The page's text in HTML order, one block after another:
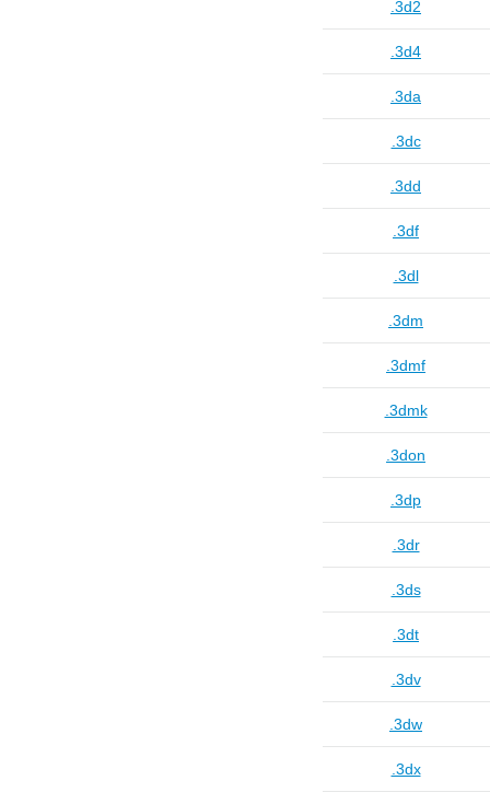
.3d2
.3d4
.3da
.3dc
.3dd
.3df
.3dl
.3dm
.3dmf
.3dmk
.3don
.3dp
.3dr
.3ds
.3dt
.3dv
.3dw
.3dx